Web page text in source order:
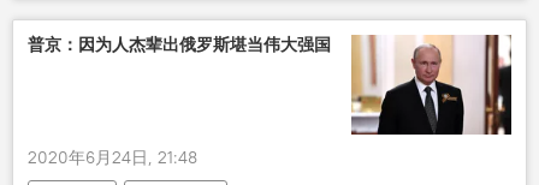
普京：因为人杰辈出俄罗斯堪当伟大强国
2020年6月24日, 21:48